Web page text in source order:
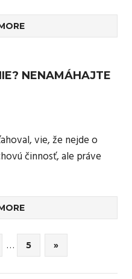
NENAMÁHAJTE
vie, že nejde o
činnosť, ale práve
… 5
Next
Posts
»